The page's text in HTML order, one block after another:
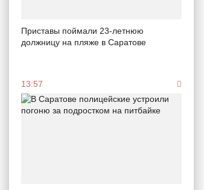
Приставы поймали 23-летнюю
должницу на пляже в Саратове
13:57